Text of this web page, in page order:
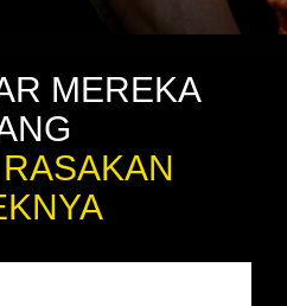
MEREKA
RASAKAN